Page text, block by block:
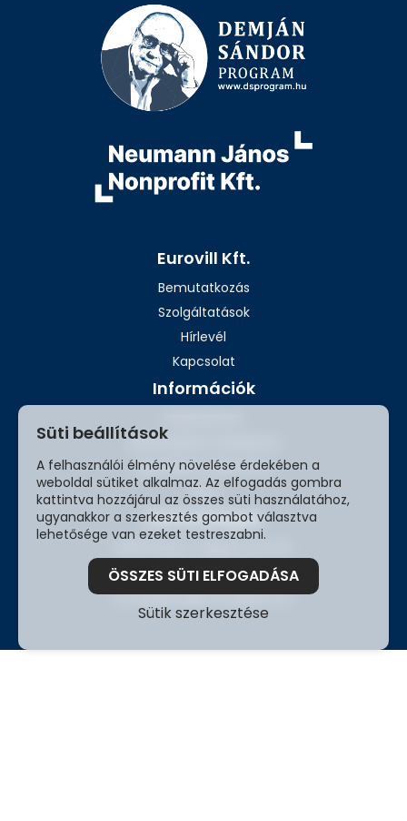
Süti beállítások
A felhasználói élmény növelése érdekében a
weboldal sütiket alkalmaz. Az elfogadás gombra
kattintva hozzájárul az összes süti használatához,
ugyanakkor a szerkesztés gombot választva
lehetősége van ezeket testreszabni.
ÖSSZES SÜTI ELFOGADÁSA
Sütik szerkesztése
Eurovill Kft.
Bemutatkozás
Szolgáltatások
Hírlevél
Kapcsolat
Információk
Adatvédelmi szabályzat
Ügyfeleink véleménye
Blog
Elérhetőségek
+3680 980 030
kozvilagitas@kozvilagitas.hu